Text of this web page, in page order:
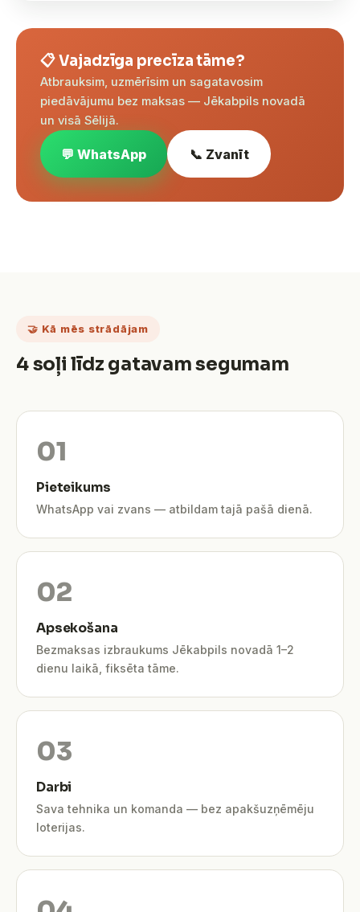
📋 Vajadzīga precīza tāme?
Atbrauksim, uzmērīsim un sagatavosim
piedāvājumu bez maksas — Jēkabpils novadā
un visā Sēlijā.
💬 WhatsApp 📞 Zvanīt
🤝 Kā mēs strādājam
4 soļi līdz gatavam segumam
Pieteikums
WhatsApp vai zvans — atbildam tajā pašā dienā.
Apsekošana
Bezmaksas izbraukums Jēkabpils novadā 1–2
dienu laikā, fiksēta tāme.
Darbi
Sava tehnika un komanda — bez apakšuzņēmēju
loterijas.